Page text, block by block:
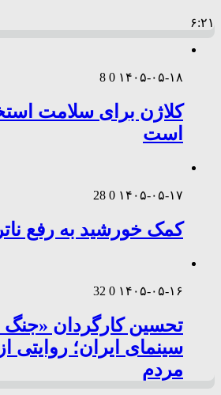
۶:۲۱
۱۴۰۵-۰۵-۱۸ 0
8
کلاژن برای سلامت
است
۱۴۰۵-۰۵-۱۷ 0
28
کمک خورشید به رفع
۱۴۰۵-۰۵-۱۶ 0
32
تحسین کارگردان «جنگ
سینمای ایران؛
مردم